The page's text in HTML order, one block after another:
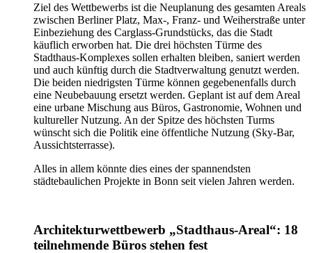
Ziel des Wettbewerbs ist die Neuplanung des gesamten Areals
zwischen Berliner Platz, Max-, Franz- und Weiherstraße unter
Einbeziehung des Carglass-Grundstücks, das die Stadt
käuflich erworben hat. Die drei höchsten Türme des
Stadthaus-Komplexes sollen erhalten bleiben, saniert werden
und auch künftig durch die Stadtverwaltung genutzt werden.
Die beiden niedrigsten Türme können gegebenenfalls durch
eine Neubebauung ersetzt werden. Geplant ist auf dem Areal
eine urbane Mischung aus Büros, Gastronomie, Wohnen und
kultureller Nutzung. An der Spitze des höchsten Turms
wünscht sich die Politik eine öffentliche Nutzung (Sky-Bar,
Aussichtsterrasse).
Alles in allem könnte dies eines der spannendsten
städtebaulichen Projekte in Bonn seit vielen Jahren werden.
Architekturwettbewerb „Stadthaus-Areal“: 18
teilnehmende Büros stehen fest